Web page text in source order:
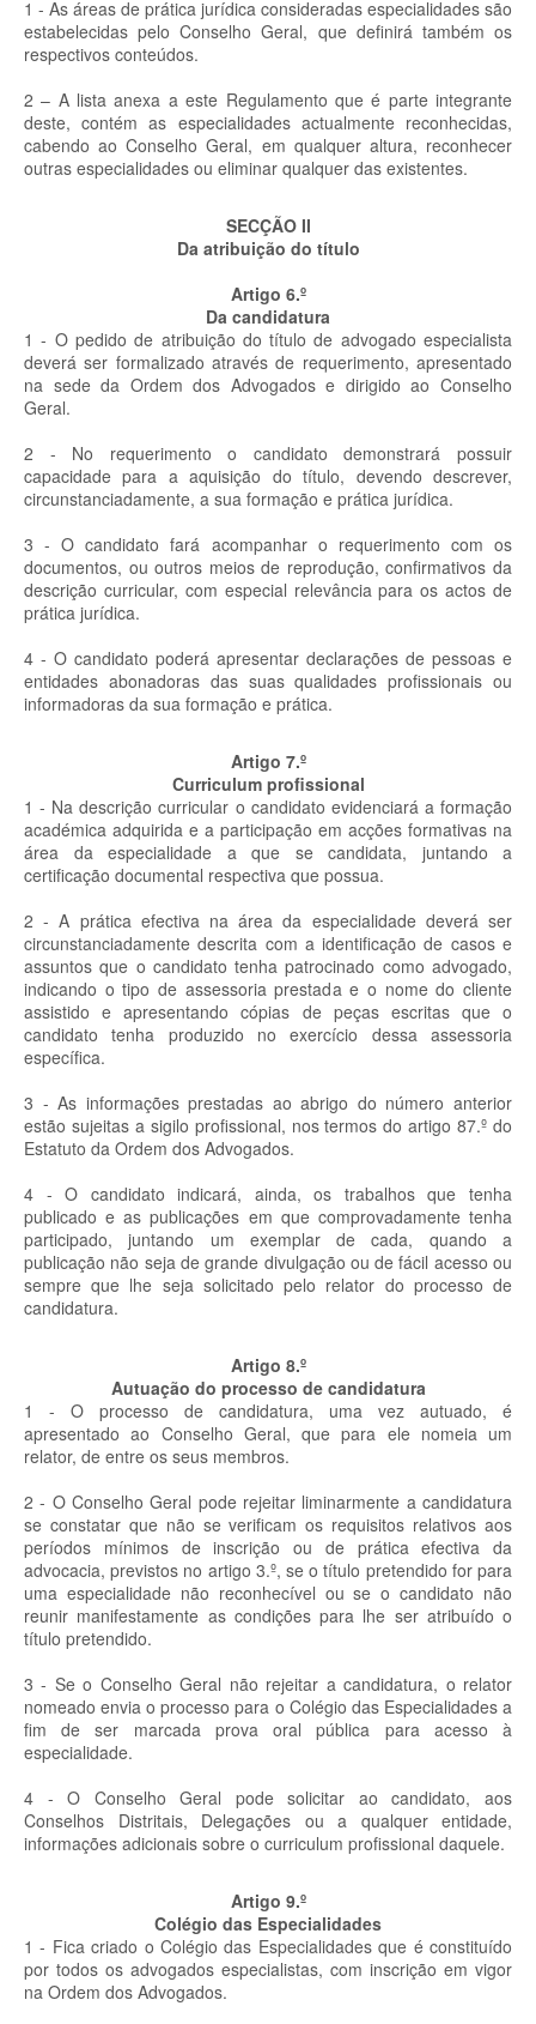
1 - As áreas de prática jurídica consideradas especialidades são
estabelecidas pelo Conselho Geral, que definirá também os
respectivos conteúdos.
2 – A lista anexa a este Regulamento que é parte integrante
deste, contém as especialidades actualmente reconhecidas,
cabendo ao Conselho Geral, em qualquer altura, reconhecer
outras especialidades ou eliminar qualquer das existentes.
SECÇÃO II
Da atribuição do título
Artigo 6.º
Da candidatura
1 - O pedido de atribuição do título de advogado especialista
deverá ser formalizado através de requerimento, apresentado
na sede da Ordem dos Advogados e dirigido ao Conselho
Geral.
2 - No requerimento o candidato demonstrará possuir
capacidade para a aquisição do título, devendo descrever,
circunstanciadamente, a sua formação e prática jurídica.
3 - O candidato fará acompanhar o requerimento com os
documentos, ou outros meios de reprodução, confirmativos da
descrição curricular, com especial relevância para os actos de
prática jurídica.
4 - O candidato poderá apresentar declarações de pessoas e
entidades abonadoras das suas qualidades profissionais ou
informadoras da sua formação e prática.
Artigo 7.º
Curriculum profissional
1 - Na descrição curricular o candidato evidenciará a formação
académica adquirida e a participação em acções formativas na
área da especialidade a que se candidata, juntando a
certificação documental respectiva que possua.
2 - A prática efectiva na área da especialidade deverá ser
circunstanciadamente descrita com a identificação de casos e
assuntos que o candidato tenha patrocinado como advogado,
indicando o tipo de assessoria prestada e o nome do cliente
assistido e apresentando cópias de peças escritas que o
candidato tenha produzido no exercício dessa assessoria
específica.
3 - As informações prestadas ao abrigo do número anterior
estão sujeitas a sigilo profissional, nos termos do artigo 87.º do
Estatuto da Ordem dos Advogados.
4 - O candidato indicará, ainda, os trabalhos que tenha
publicado e as publicações em que comprovadamente tenha
participado, juntando um exemplar de cada, quando a
publicação não seja de grande divulgação ou de fácil acesso ou
sempre que lhe seja solicitado pelo relator do processo de
candidatura.
Artigo 8.º
Autuação do processo de candidatura
1 - O processo de candidatura, uma vez autuado, é
apresentado ao Conselho Geral, que para ele nomeia um
relator, de entre os seus membros.
2 - O Conselho Geral pode rejeitar liminarmente a candidatura
se constatar que não se verificam os requisitos relativos aos
períodos mínimos de inscrição ou de prática efectiva da
advocacia, previstos no artigo 3.º, se o título pretendido for para
uma especialidade não reconhecível ou se o candidato não
reunir manifestamente as condições para lhe ser atribuído o
título pretendido.
3 - Se o Conselho Geral não rejeitar a candidatura, o relator
nomeado envia o processo para o Colégio das Especialidades a
fim de ser marcada prova oral pública para acesso à
especialidade.
4 - O Conselho Geral pode solicitar ao candidato, aos
Conselhos Distritais, Delegações ou a qualquer entidade,
informações adicionais sobre o curriculum profissional daquele.
Artigo 9.º
Colégio das Especialidades
1 - Fica criado o Colégio das Especialidades que é constituído
por todos os advogados especialistas, com inscrição em vigor
na Ordem dos Advogados.